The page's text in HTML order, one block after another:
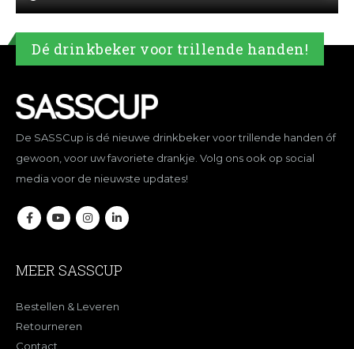
Dé drinkbeker voor trillende handen!
De SASSCup is dé nieuwe drinkbeker voor trillende handen óf
gewoon, voor uw favoriete drankje. Volg ons ook op social
media voor de nieuwste updates!
MEER SASSCUP
Bestellen & Leveren
Retourneren
Contact